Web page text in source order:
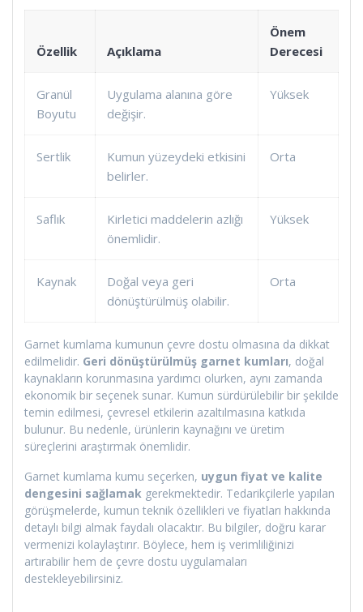
Özellik Açıklama
Önem
Derecesi
Granül
Boyutu
Uygulama alanına göre
değişir.
Yüksek
Sertlik
Kumun yüzeydeki etkisini
belirler.
Orta
Saflık
Kirletici maddelerin azlığı
önemlidir.
Yüksek
Kaynak
Doğal veya geri
dönüştürülmüş olabilir.
Orta
Garnet kumlama kumunun çevre dostu olmasına da dikkat
edilmelidir. Geri dönüştürülmüş garnet kumları, doğal
kaynakların korunmasına yardımcı olurken, aynı zamanda
ekonomik bir seçenek sunar. Kumun sürdürülebilir bir şekilde
temin edilmesi, çevresel etkilerin azaltılmasına katkıda
bulunur. Bu nedenle, ürünlerin kaynağını ve üretim
süreçlerini araştırmak önemlidir.
Garnet kumlama kumu seçerken, uygun fiyat ve kalite
dengesini sağlamak gerekmektedir. Tedarikçilerle yapılan
görüşmelerde, kumun teknik özellikleri ve fiyatları hakkında
detaylı bilgi almak faydalı olacaktır. Bu bilgiler, doğru karar
vermenizi kolaylaştırır. Böylece, hem iş verimliliğinizi
artırabilir hem de çevre dostu uygulamaları
destekleyebilirsiniz.